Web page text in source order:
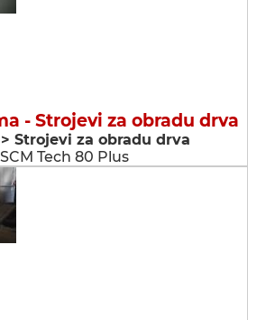
- Strojevi za obradu drva
Strojevi za obradu drva
SCM Tech 80 Plus